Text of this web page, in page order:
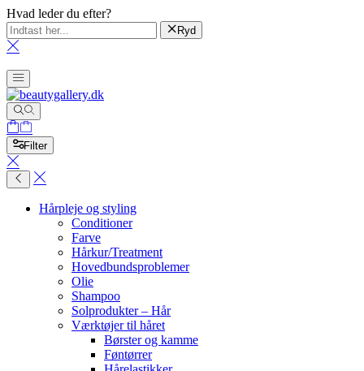
Hvad leder du efter?
Ryd
Filter
Hårpleje og styling
Conditioner
Farve
Hårkur/Treatment
Hovedbundsproblemer
Olie
Shampoo
Solprodukter – Hår
Værktøjer til håret
Børster og kamme
Føntørrer